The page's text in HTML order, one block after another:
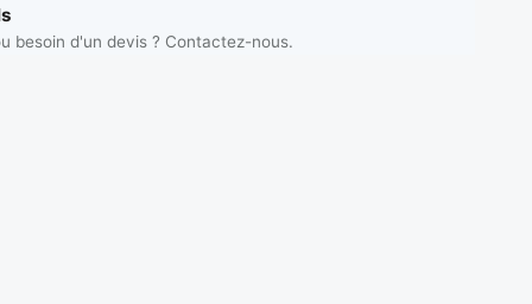
besoin d'un devis ? Contactez-nous.